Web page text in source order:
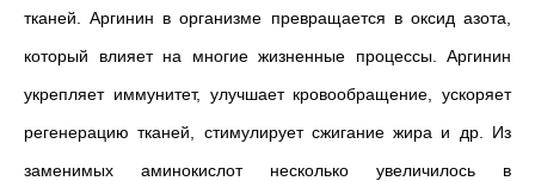
тканей. Аргинин в организме превращается в оксид азота,
который влияет на многие жизненные процессы. Аргинин
укрепляет иммунитет, улучшает кровообращение, ускоряет
регенерацию тканей, стимулирует сжигание жира и др. Из
заменимых аминокислот несколько увеличилось в